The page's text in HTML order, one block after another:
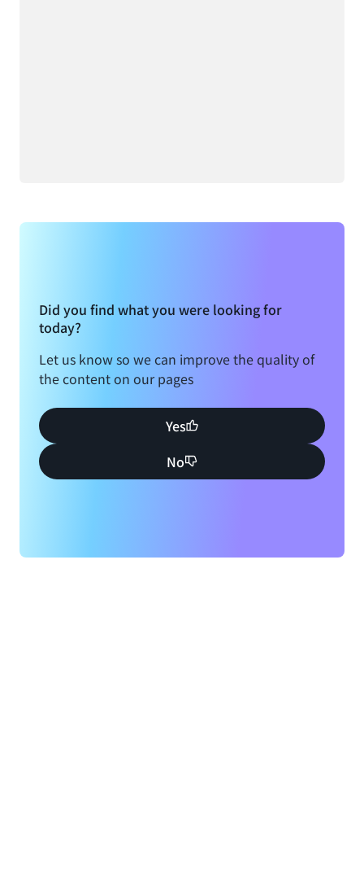
Did you find what you were looking for
today?
Let us know so we can improve the quality of
the content on our pages
Yes
No